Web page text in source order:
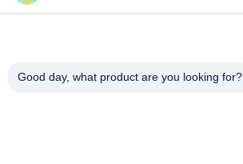
Good day, what product are you looking for?